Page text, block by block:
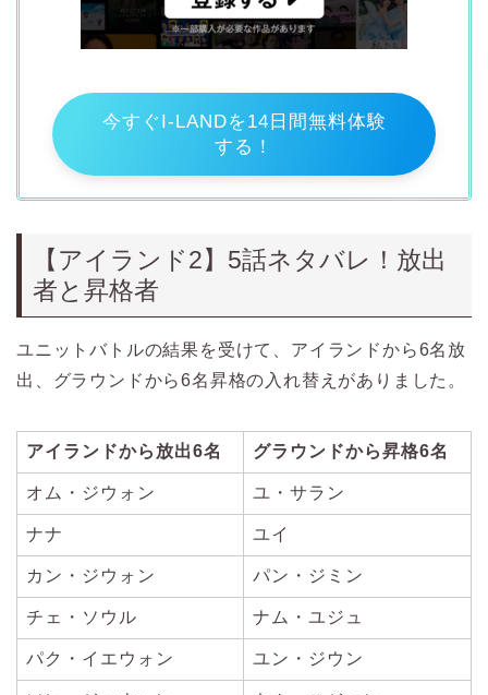
今すぐI-LANDを14日間無料体験
する！
【アイランド2】5話ネタバレ！放出
者と昇格者
ユニットバトルの結果を受けて、アイランドから6名放
出、グラウンドから6名昇格の入れ替えがありました。
アイランドから放出6名 グラウンドから昇格6名
オム・ジウォン ユ・サラン
ナナ ユイ
カン・ジウォン パン・ジミン
チェ・ソウル ナム・ユジュ
パク・イエウォン ユン・ジウン